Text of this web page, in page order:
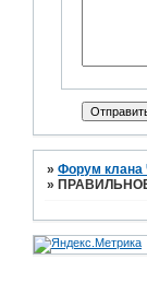
»Форум клана
»